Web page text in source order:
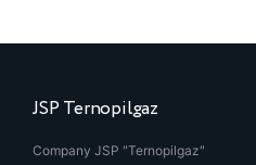
JSP Ternopilgaz
Company JSP "Ternopilgaz"